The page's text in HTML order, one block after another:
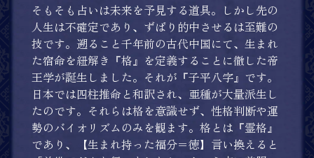
そもそも占いは未来を予見する道具。しかし先の
人生は不確定であり、ずばり的中させるは至難の
技です。遡ること千年前の古代中国にて、生まれ
た宿命を紐解き『格』を定義することに徹した帝
王学が誕生しました。それが『子平八字』です。
日本では四柱推命と和訳され、亜種が大量派生し
たのです。それらは格を意識せず、性格判断や運
勢のバイオリズムのみを観ます。格とは『霊格』
であり、【生まれ持った福分＝徳】言い換えると